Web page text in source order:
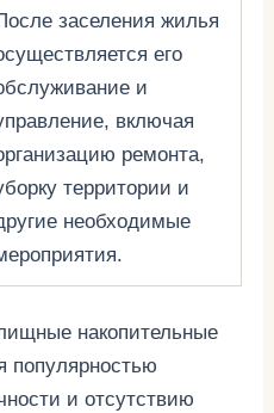
заселения жилья
его
и
включая
ремонта,
территории и
необходимые
накопительные
популярностью
и отсутствию